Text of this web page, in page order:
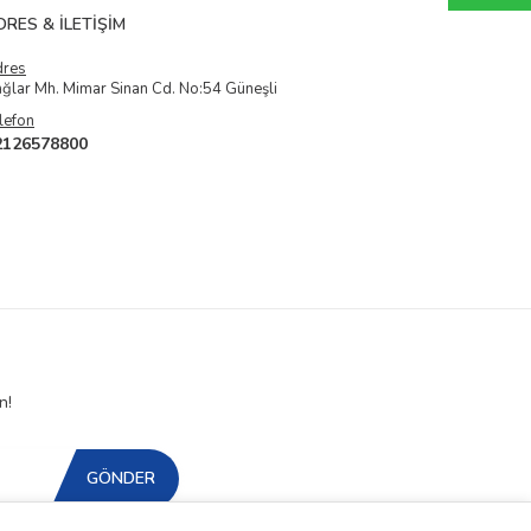
& İLETIŞIM
Mh. Mimar Sinan Cd. No:54 Güneşli
GÖNDER